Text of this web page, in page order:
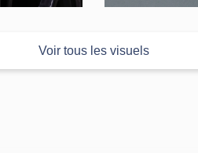
Voir tous les visuels